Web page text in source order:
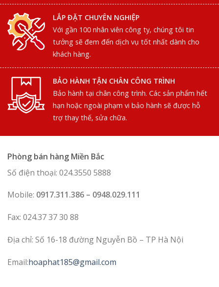
LẮP ĐẶT CHUYÊN NGHIỆP
Với gần 100 nhân viên công ty, chúng tôi tin
tưởng sẽ đem đến dịch vụ tốt nhất dành cho
khách hàng.
BẢO HÀNH TẬN CHÂN CÔNG TRÌNH
Bảo hành tại chân công trình. Các sản phẩm hết
hạn hoặc ngoài phạm vi bảo hành sẽ được hỗ
trợ thay thế, sửa chữa.
Phòng bán hàng Miền Bắc
Số điện thoại: 024.3550 5888
Mobile: 0917.311.386 – 0948.029.111
Fax: 024.37 37 30 88
Địa chỉ: Số 16-18 đường Nguyễn Bồ – TP Hà Nội
Email:hoaphat185@gmail.com